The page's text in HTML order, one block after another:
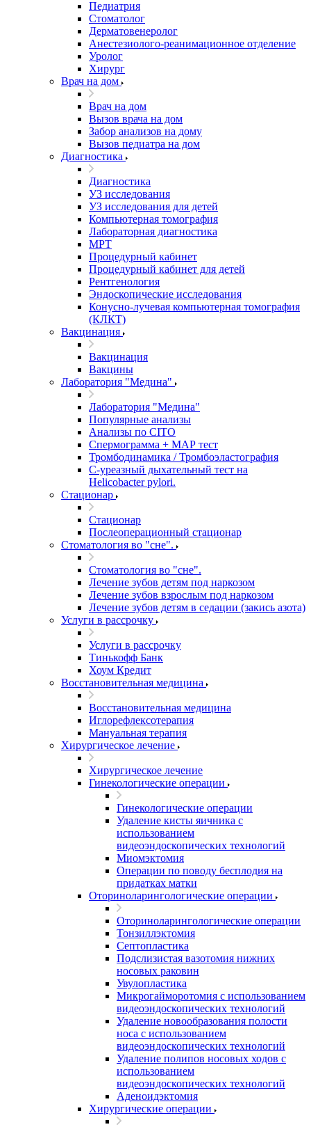
Педиатрия
Стоматолог
Дерматовенеролог
Анестезиолого-реанимационное отделение
Уролог
Хирург
Врач на дом
Врач на дом
Вызов врача на дом
Забор анализов на дому
Вызов педиатра на дом
Диагностика
Диагностика
УЗ исследования
УЗ исследования для детей
Компьютерная томография
Лабораторная диагностика
МРТ
Процедурный кабинет
Процедурный кабинет для детей
Рентгенология
Эндоскопические исследования
Конусно-лучевая компьютерная томография
(КЛКТ)
Вакцинация
Вакцинация
Вакцины
Лаборатория "Медина"
Лаборатория "Медина"
Популярные анализы
Анализы по CITO
Спермограмма + МАР тест
Тромбодинамика / Тромбоэластография
С-уреазный дыхательный тест на
Helicobacter pylori.
Стационар
Стационар
Послеоперационный стационар
Стоматология во "сне".
Стоматология во "сне".
Лечение зубов детям под наркозом
Лечение зубов взрослым под наркозом
Лечение зубов детям в седации (закись азота)
Услуги в рассрочку
Услуги в рассрочку
Тинькофф Банк
Хоум Кредит
Восстановительная медицина
Восстановительная медицина
Иглорефлексотерапия
Мануальная терапия
Хирургическое лечение
Хирургическое лечение
Гинекологические операции
Гинекологические операции
Удаление кисты яичника с
использованием
видеоэндоскопических технологий
Миомэктомия
Операции по поводу бесплодия на
придатках матки
Оториноларингологические операции
Оториноларингологические операции
Тонзиллэктомия
Септопластика
Подслизистая вазотомия нижних
носовых раковин
Увулопластика
Микрогайморотомия с использованием
видеоэндоскопических технологий
Удаление новообразования полости
носа с использованием
видеоэндоскопических технологий
Удаление полипов носовых ходов с
использованием
видеоэндоскопических технологий
Аденоидэктомия
Хирургические операции